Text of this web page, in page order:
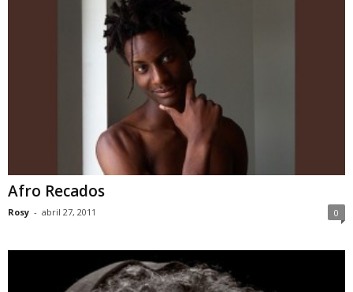
Afro Recados
Rosy - abril 27, 2011 0